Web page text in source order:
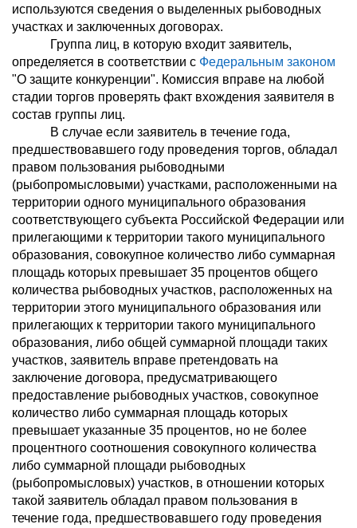
используются сведения о выделенных рыбоводных
участках и заключенных договорах.
Группа лиц, в которую входит заявитель,
определяется в соответствии с Федеральным законом
"О защите конкуренции". Комиссия вправе на любой
стадии торгов проверять факт вхождения заявителя в
состав группы лиц.
В случае если заявитель в течение года,
предшествовавшего году проведения торгов, обладал
правом пользования рыбоводными
(рыбопромысловыми) участками, расположенными на
территории одного муниципального образования
соответствующего субъекта Российской Федерации или
прилегающими к территории такого муниципального
образования, совокупное количество либо суммарная
площадь которых превышает 35 процентов общего
количества рыбоводных участков, расположенных на
территории этого муниципального образования или
прилегающих к территории такого муниципального
образования, либо общей суммарной площади таких
участков, заявитель вправе претендовать на
заключение договора, предусматривающего
предоставление рыбоводных участков, совокупное
количество либо суммарная площадь которых
превышает указанные 35 процентов, но не более
процентного соотношения совокупного количества
либо суммарной площади рыбоводных
(рыбопромысловых) участков, в отношении которых
такой заявитель обладал правом пользования в
течение года, предшествовавшего году проведения